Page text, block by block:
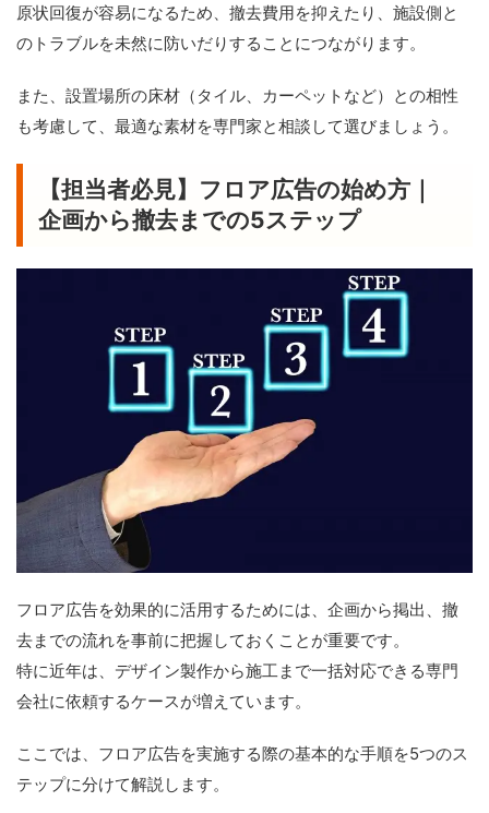
原状回復が容易になるため、撤去費用を抑えたり、施設側と
のトラブルを未然に防いだりすることにつながります。
また、設置場所の床材（タイル、カーペットなど）との相性
も考慮して、最適な素材を専門家と相談して選びましょう。
【担当者必見】フロア広告の始め方｜
企画から撤去までの5ステップ
フロア広告を効果的に活用するためには、企画から掲出、撤
去までの流れを事前に把握しておくことが重要です。
特に近年は、デザイン製作から施工まで一括対応できる専門
会社に依頼するケースが増えています。
ここでは、フロア広告を実施する際の基本的な手順を5つのス
テップに分けて解説します。